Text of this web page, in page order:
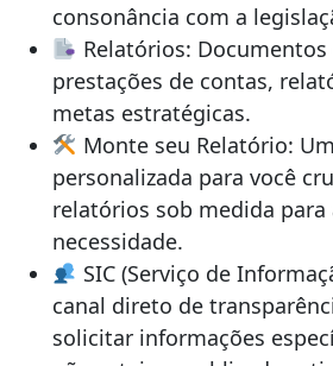
consonância com a
Relatórios:
prestações de contas,
metas estratégicas.
Monte seu Relatório:
personalizada para você
relatórios sob medida para
necessidade.
SIC (Serviço de
canal direto de
solicitar informações